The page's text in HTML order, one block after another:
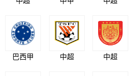
巴西甲 中超 中超